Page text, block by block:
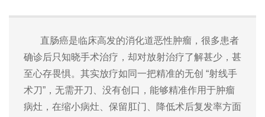
直肠癌是临床高发的消化道恶性肿瘤，很多患者
确诊后只知晓手术治疗，却对放射治疗了解甚少，甚
至心存畏惧。其实放疗如同一把精准的无创 “射线手
术刀”，无需开刀、没有创口，能够精准作用于肿瘤
病灶，在缩小病灶、保留肛门、降低术后复发率方面